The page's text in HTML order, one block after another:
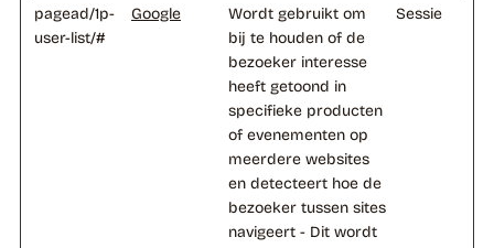
pagead/1p-
user-list/#
Google
Wordt gebruikt om
bij te houden of de
bezoeker interesse
heeft getoond in
specifieke producten
of evenementen op
meerdere websites
en detecteert hoe de
bezoeker tussen sites
navigeert - Dit wordt
Sessie